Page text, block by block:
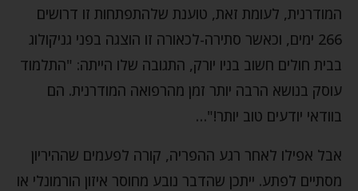
המודרנית, לעומת זאת, טוענת שלהתפתחות זו דרושים
266 ימים, וכאשר סתירה-לכאורה זו הוצגה בפני גניקולוג
בבית חולים חשוב בניו יורק, התגובה שלו הייתה: "התלמוד
עוסק בנושא הרבה יותר זמן מהרפואה המודרנית. הם
בוודאי יודעים טוב יותר!"…
אבל אפילו לאחר רגע ההפריה, קורה לפעמים שההיריון
מסתיים לפתע. ייתכן שהדבר נובע מחוסר איזון הורמונלי או